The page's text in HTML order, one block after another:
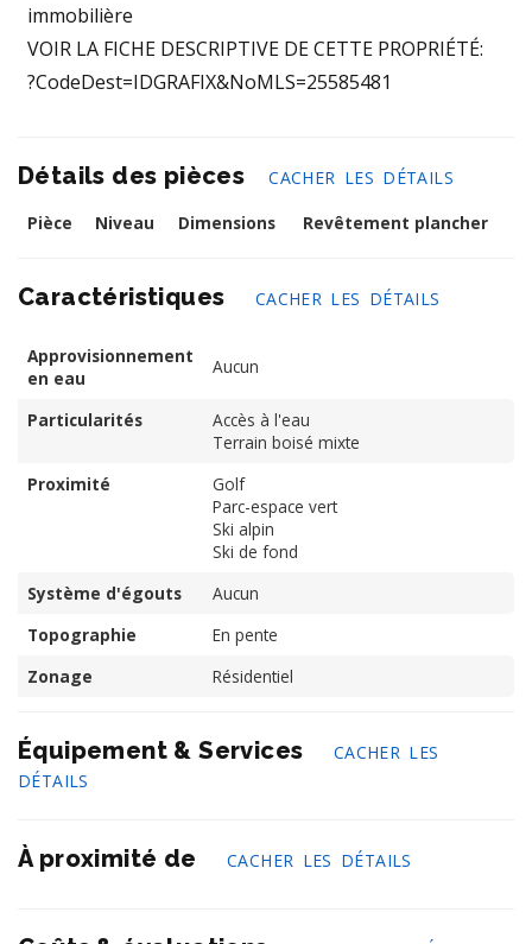
immobilière
VOIR LA FICHE DESCRIPTIVE DE CETTE PROPRIÉTÉ:
?CodeDest=IDGRAFIX&NoMLS=25585481
Détails des pièces
CACHER LES DÉTAILS
Pièce
Niveau Dimensions Revêtement plancher
Caractéristiques CACHER LES DÉTAILS
Approvisionnement
en eau
Aucun
Particularités
Accès à l'eau
Terrain boisé mixte
Proximité
Golf
Parc-espace vert
Ski alpin
Ski de fond
Système d'égouts
Aucun
Topographie
En pente
Zonage
Résidentiel
Équipement & Services
CACHER LES
DÉTAILS
À proximité de CACHER LES DÉTAILS